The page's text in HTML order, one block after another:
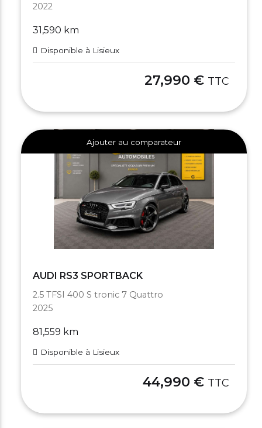
2022
31,590 km
Disponible à Lisieux
27,990 € TTC
Ajouter au comparateur
AUDI RS3 SPORTBACK
2.5 TFSI 400 S tronic 7 Quattro
2025
81,559 km
Disponible à Lisieux
44,990 € TTC